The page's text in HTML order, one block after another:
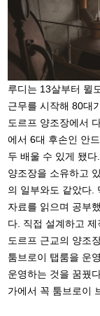
루디는 13살부터 뮐
근무를 시작해 80대
도르프 양조장에서
에서 6대 후손인 안
두 배울 수 있게 됐다.
양조장을 소유하고
의 일부와도 같았다.
자료를 읽으며 공부
다. 직접 설계하고
도르프 근교의 양조
툼브로이 탭룸을 운
운영하는 것을 꿈꿨
가에서 꼭 툼브로이